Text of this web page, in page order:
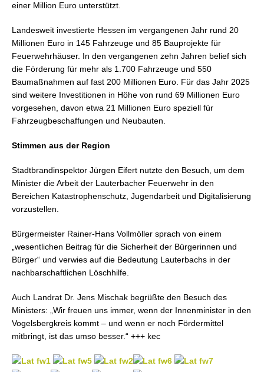
einer Million Euro unterstützt.
Landesweit investierte Hessen im vergangenen Jahr rund 20
Millionen Euro in 145 Fahrzeuge und 85 Bauprojekte für
Feuerwehrhäuser. In den vergangenen zehn Jahren belief sich
die Förderung für mehr als 1.700 Fahrzeuge und 550
Baumaßnahmen auf fast 200 Millionen Euro. Für das Jahr 2025
sind weitere Investitionen in Höhe von rund 69 Millionen Euro
vorgesehen, davon etwa 21 Millionen Euro speziell für
Fahrzeugbeschaffungen und Neubauten.
Stimmen aus der Region
Stadtbrandinspektor Jürgen Eifert nutzte den Besuch, um dem
Minister die Arbeit der Lauterbacher Feuerwehr in den
Bereichen Katastrophenschutz, Jugendarbeit und Digitalisierung
vorzustellen.
Bürgermeister Rainer-Hans Vollmöller sprach von einem
„wesentlichen Beitrag für die Sicherheit der Bürgerinnen und
Bürger“ und verwies auf die Bedeutung Lauterbachs in der
nachbarschaftlichen Löschhilfe.
Auch Landrat Dr. Jens Mischak begrüßte den Besuch des
Ministers: „Wir freuen uns immer, wenn der Innenminister in den
Vogelsbergkreis kommt – und wenn er noch Fördermittel
mitbringt, ist das umso besser.“ +++ kec